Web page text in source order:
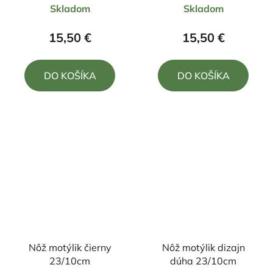
hodnotenie
produktu
5,0
z
Skladom
15,50 €
DO KOŠÍKA
hodnotenie
produktu
5,0
z
Skladom
15,50 €
DO KOŠÍKA
Nôž motýlik čierny
23/10cm
Nôž motýlik dizajn
dúha 23/10cm